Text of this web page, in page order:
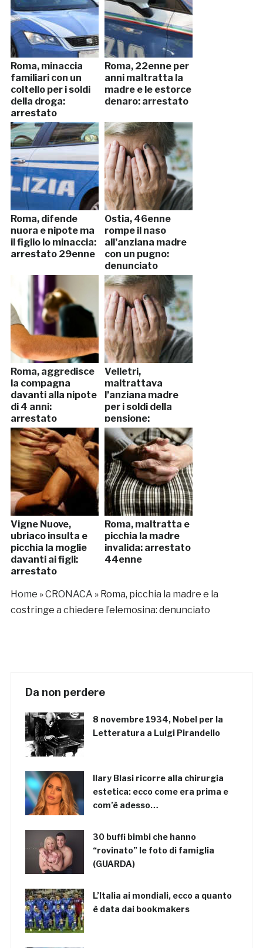
Roma, minaccia
familiari con un
coltello per i soldi
della droga:
arrestato
Roma, 22enne per
anni maltratta la
madre e le estorce
denaro: arrestato
Roma, difende
nuora e nipote ma
il figlio lo minaccia:
arrestato 29enne
Ostia, 46enne
rompe il naso
all’anziana madre
con un pugno:
denunciato
Roma, aggredisce
la compagna
davanti alla nipote
di 4 anni:
arrestato
Velletri,
maltrattava
l’anziana madre
per i soldi della
pensione:
arrestato
Vigne Nuove,
ubriaco insulta e
picchia la moglie
davanti ai figli:
arrestato
Roma, maltratta e
picchia la madre
invalida: arrestato
44enne
Home »CRONACA » Roma, picchia la madre e la
costringe a chiedere l’elemosina: denunciato
Da non perdere
8 novembre 1934, Nobel per la
Letteratura a Luigi Pirandello
Ilary Blasi ricorre alla chirurgia
estetica: ecco come era prima e
com’è adesso…
30 buffi bimbi che hanno
“rovinato” le foto di famiglia
(GUARDA)
L’Italia ai mondiali, ecco a quanto
è data dai bookmakers